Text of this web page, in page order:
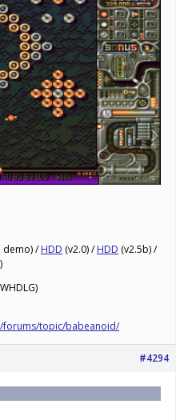
demo) /HDD (v2.0) /HDD (v2.5b) /
forums/topic/babeanoid/
#4294